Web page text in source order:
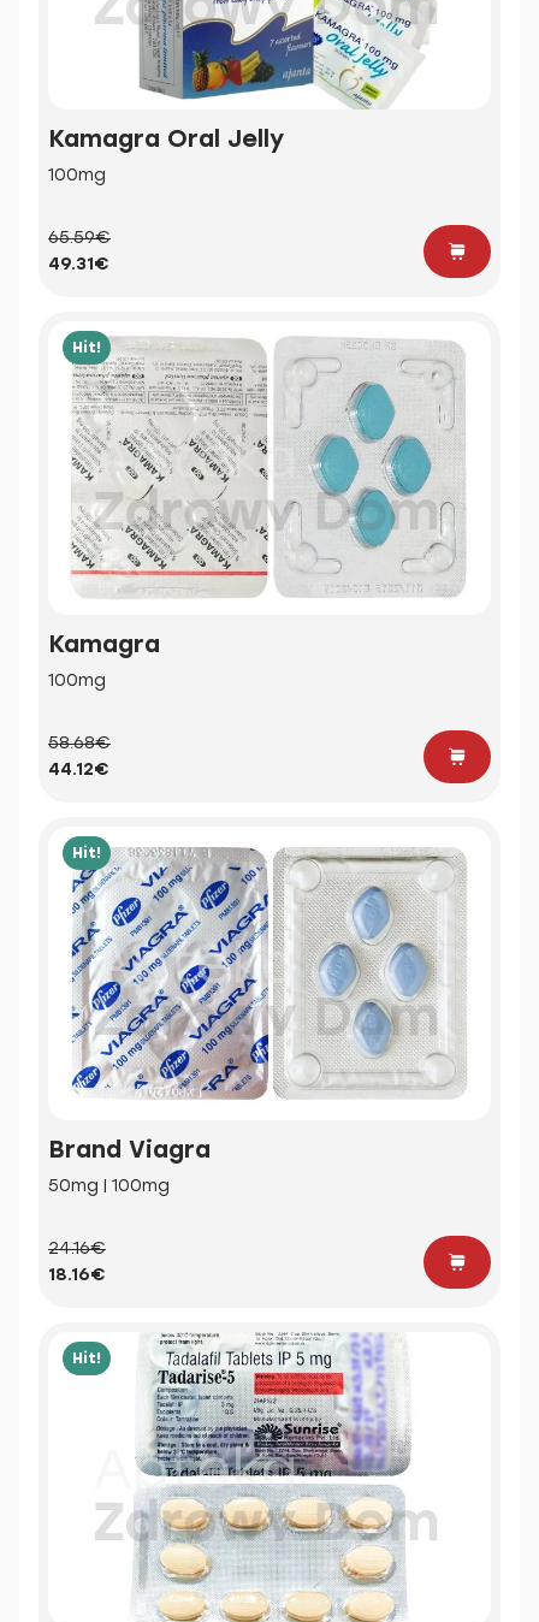
Kamagra Oral Jelly
100mg
65.59€
49.31€
Hit!
Kamagra
100mg
58.68€
44.12€
Hit!
Brand Viagra
50mg | 100mg
24.16€
18.16€
Hit!